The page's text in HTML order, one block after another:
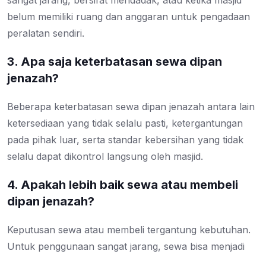
belum memiliki ruang dan anggaran untuk pengadaan
peralatan sendiri.
3. Apa saja keterbatasan sewa dipan
jenazah?
Beberapa keterbatasan sewa dipan jenazah antara lain
ketersediaan yang tidak selalu pasti, ketergantungan
pada pihak luar, serta standar kebersihan yang tidak
selalu dapat dikontrol langsung oleh masjid.
4. Apakah lebih baik sewa atau membeli
dipan jenazah?
Keputusan sewa atau membeli tergantung kebutuhan.
Untuk penggunaan sangat jarang, sewa bisa menjadi